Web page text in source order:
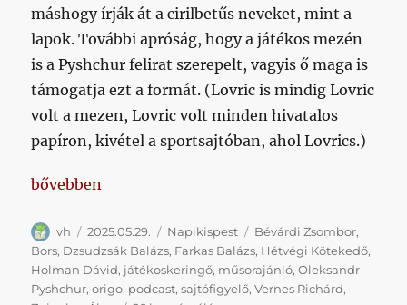
máshogy írják át a cirilbetűs neveket, mint a
lapok. További apróság, hogy a játékos mezén
is a Pyshchur felirat szerepelt, vagyis ő maga is
támogatja ezt a formát. (Lovric is mindig Lovric
volt a mezen, Lovric volt minden hivatalos
papíron, kivétel a sportsajtóban, ahol Lovrics.)
„Játékoskeringő, műsorajánló, minőségi újságírás”
bővebben
Szerző
vh Közzétéve
2025.05.29. Kategória
Napikispest Címke
Bévárdi Zsombor,
Bors, Dzsudzsák Balázs, Farkas Balázs, Hétvégi Kötekedő,
Holman Dávid, játékoskeringő, műsorajánló,Oleksandr
Pyshchur,origo, podcast,sajtófigyelő,Vernes Richárd,